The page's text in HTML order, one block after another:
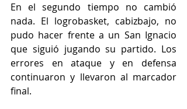
En el segundo tiempo no cambió
nada. El logrobasket, cabizbajo, no
pudo hacer frente a un San Ignacio
que siguió jugando su partido. Los
errores en ataque y en defensa
continuaron y llevaron al marcador
final.